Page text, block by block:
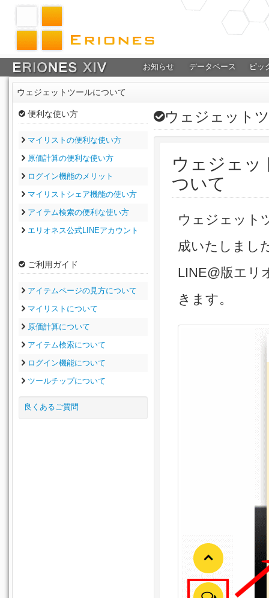
お知らせ データベース ピッ
ウェジェットツールについて
便利な使い方
マイリストの便利な使い方
原価計算の便利な使い方
ログイン機能のメリット
マイリストシェア機能の使い方
アイテム検索の便利な使い方
エリオネス公式LINEアカウント
ご利用ガイド
アイテムページの見方について
マイリストについて
原価計算について
アイテム検索について
ログイン機能について
ツールチップについて
良くあるご質問
ウェジェット
ウェジェッ
ついて
ウェジェット
成いたしまし
LINE@版エリ
きます。